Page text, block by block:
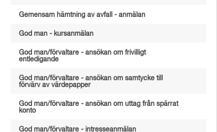
Gemensam hämtning av avfall - anmälan
God man - kursanmälan
God man/förvaltare - ansökan om frivilligt
entledigande
God man/förvaltare - ansökan om samtycke till
förvärv av värdepapper
God man/förvaltare - ansökan om uttag från spärrat
konto
God man/förvaltare - intresseanmälan